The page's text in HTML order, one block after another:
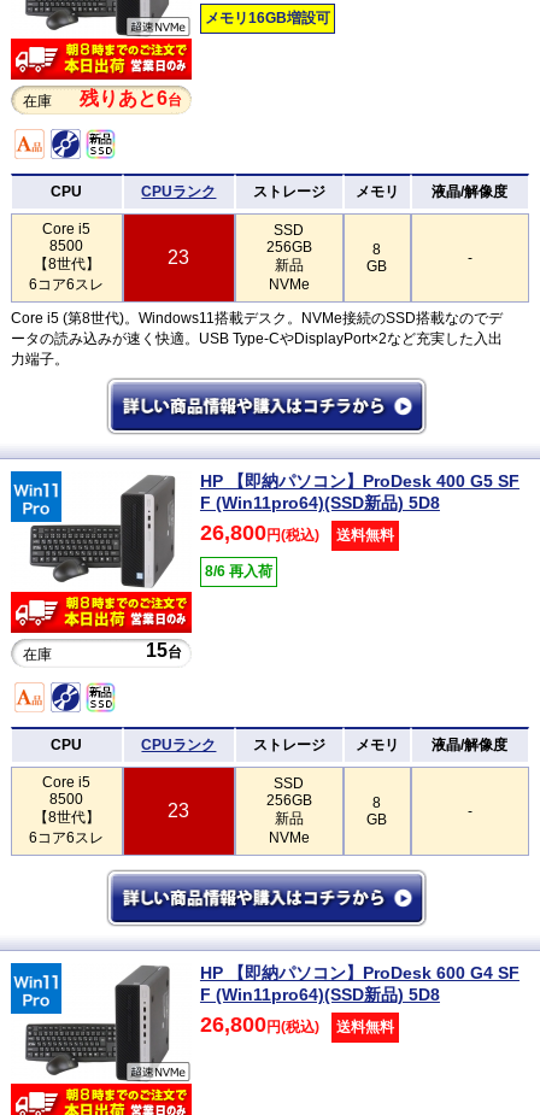
在庫 残りあと6台
メモリ16GB増設可
CPU CPUランク ストレージ メモリ 液晶/解像度
Core i5
8500
【8世代】
6コア6スレ
23
SSD
256GB
新品
NVMe
8
GB
-
Core i5 (第8世代)。Windows11搭載デスク。NVMe接続のSSD搭載なのでデ
ータの読み込みが速く快適。USB Type-CやDisplayPort×2など充実した入出
力端子。
在庫 15台
HP 【即納パソコン】ProDesk 400 G5 SF
F (Win11pro64)(SSD新品) 5D8
26,800円(税込) 送料無料
8/6 再入荷
CPU CPUランク ストレージ メモリ 液晶/解像度
Core i5
8500
【8世代】
6コア6スレ
23
SSD
256GB
新品
NVMe
8
GB
-
HP 【即納パソコン】ProDesk 600 G4 SF
F (Win11pro64)(SSD新品) 5D8
26,800円(税込) 送料無料